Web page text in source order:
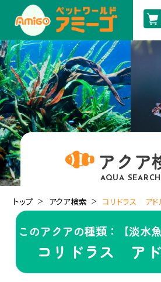
アクア
AQUA SEARCH
トップ アクア検索 コリドラス アド
このアクアの種類：【淡水
コリドラス ア